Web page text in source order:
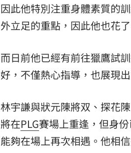
因此他特別注重身體素質的
外立足的重點，因此他也花
而日前他已經有前往獵鷹試
好，不僅熱心指導，也展現
林宇謙與狀元陳將双、探花
將在PLG賽場上重逢，但身
能夠在場上再次相遇。他相